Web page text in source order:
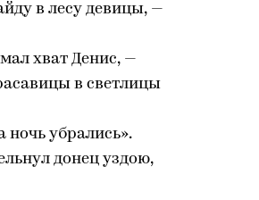
в лесу девицы, —
хват Денис, —
в светлицы
ночь убрались».
донец уздою,